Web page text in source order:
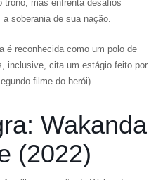
trono, mas enfrenta desafios
soberania de sua nação.
é reconhecida como um polo de
inclusive, cita um estágio feito por
filme do herói).
Wakanda
(2022)